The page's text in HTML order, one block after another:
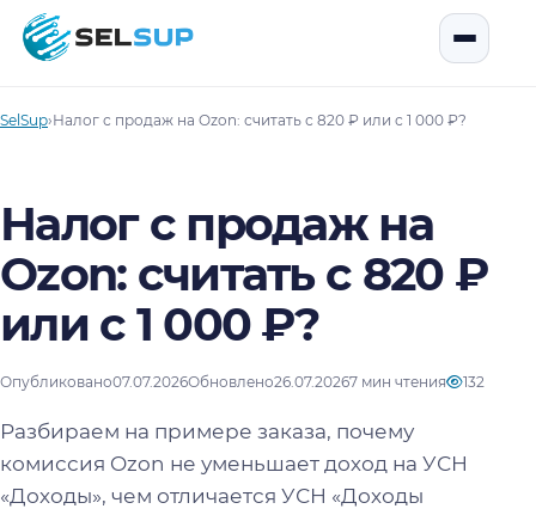
SelSup
SelSup›Налог с продаж на Ozon: считать с 820 ₽ или с 1 000 ₽?
Налог с продаж на
Ozon: считать с 820 ₽
или с 1 000 ₽?
Опубликовано07.07.2026Обновлено26.07.20267 мин чтения 132
Разбираем на примере заказа, почему
комиссия Ozon не уменьшает доход на УСН
«Доходы», чем отличается УСН «Доходы